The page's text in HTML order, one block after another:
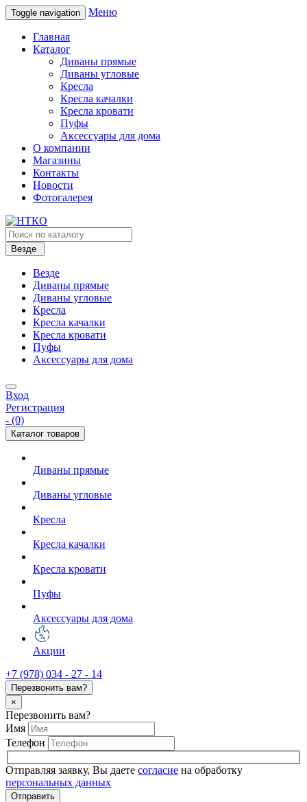
Toggle navigation Меню
Главная
Каталог
Диваны прямые
Диваны угловые
Кресла
Кресла качалки
Кресла кровати
Пуфы
Аксессуары для дома
О компании
Магазины
Контакты
Новости
Фотогалерея
Везде
Везде
Диваны прямые
Диваны угловые
Кресла
Кресла качалки
Кресла кровати
Пуфы
Аксессуары для дома
Вход
Регистрация
- (0)
Каталог товаров
Диваны прямые
Диваны угловые
Кресла
Кресла качалки
Кресла кровати
Пуфы
Аксессуары для дома
Акции
+7 (978) 034 - 27 - 14
Перезвонить вам?
×
Перезвонить вам?
Имя
Телефон
Отправляя заявку, Вы даете согласие на обработку
персональных данных
Отправить